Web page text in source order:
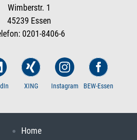
Wimberstr. 1
45239 Essen
0201-8406-6
XING Instagram BEW-Essen
Home